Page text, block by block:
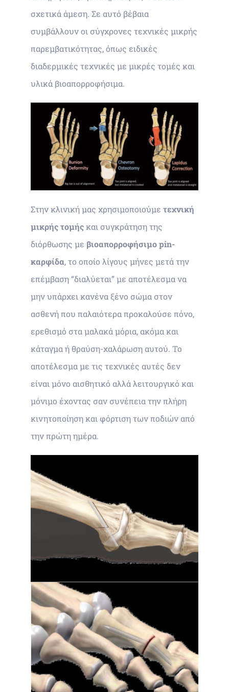
σχετικά άμεση. Σε αυτό βέβαια
συμβάλλουν οι σύγχρονες τεχνικές μικρής
παρεμβατικότητας, όπως ειδικές
διαδερμικές τεχνικές με μικρές τομές και
υλικά βιοαπορροφήσιμα.
Στην κλινική μας χρησιμοποιούμε τεχνική
μικρής τομήςκαι συγκράτηση της
διόρθωσης με βιοαπορροφήσιμο pin-
καρφίδα, το οποίο λίγους μήνες μετά την
επέμβαση “διαλύεται” με αποτέλεσμα να
μην υπάρχει κανένα ξένο σώμα στον
ασθενή που παλαιότερα προκαλούσε πόνο,
ερεθισμό στα μαλακά μόρια, ακόμα και
κάταγμα ή θραύση-χαλάρωση αυτού. Το
αποτέλεσμα με τις τεχνικές αυτές δεν
είναι μόνο αισθητικό αλλά λειτουργικό και
μόνιμο έχοντας σαν συνέπεια την πλήρη
κινητοποίηση και φόρτιση των ποδιών από
την πρώτη ημέρα.